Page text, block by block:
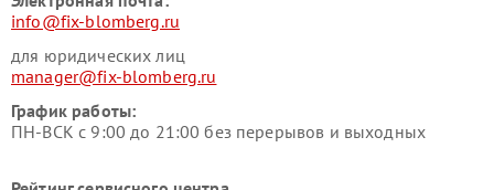
info@fix-blomberg.ru
для юридических лиц
manager@fix-blomberg.ru
График работы:
ПН-ВСК с 9:00 до 21:00 без перерывов и выходных